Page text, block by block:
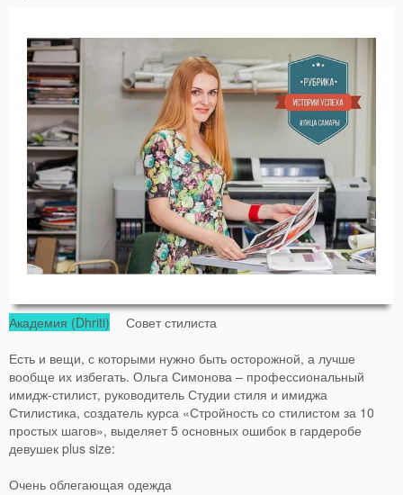
Академия (Dhriti) Совет стилиста
Есть и вещи, с которыми нужно быть осторожной, а лучше
вообще их избегать. Ольга Симонова – профессиональный
имидж-стилист, руководитель Студии стиля и имиджа
Стилистика, создатель курса «Стройность со стилистом за 10
простых шагов», выделяет 5 основных ошибок в гардеробе
девушек plus size:
Очень облегающая одежда